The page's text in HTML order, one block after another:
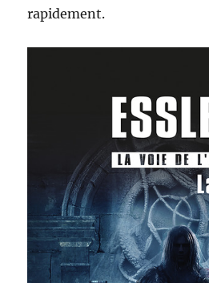
rapidement.